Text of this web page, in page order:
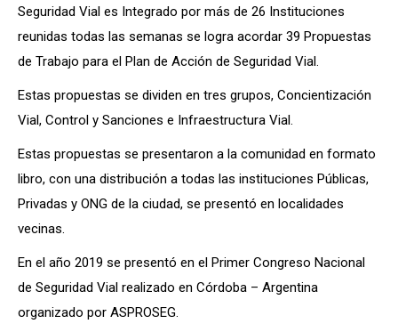
Seguridad Vial es Integrado por más de 26 Instituciones
reunidas todas las semanas se logra acordar 39 Propuestas
de Trabajo para el Plan de Acción de Seguridad Vial.
Estas propuestas se dividen en tres grupos, Concientización
Vial, Control y Sanciones e Infraestructura Vial.
Estas propuestas se presentaron a la comunidad en formato
libro, con una distribución a todas las instituciones Públicas,
Privadas y ONG de la ciudad, se presentó en localidades
vecinas.
En el año 2019 se presentó en el Primer Congreso Nacional
de Seguridad Vial realizado en Córdoba – Argentina
organizado por ASPROSEG.